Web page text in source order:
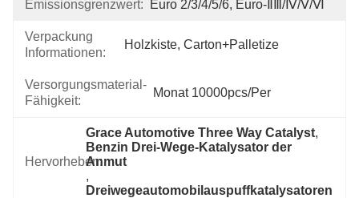
Emissionsgrenzwert: Euro 2/3/4/5/6, Euro-ⅡⅢ/Ⅳ/Ⅴ/Ⅵ
Verpackung
Informationen:
Holzkiste, Carton+Palletize
Versorgungsmaterial-
Fähigkeit:
Monat 10000pcs/per
Hervorheben:
Grace Automotive Three Way Catalyst,
Benzin Drei-Wege-Katalysator der
Anmut
,
Dreiwegeautomobilauspuffkatalysatoren